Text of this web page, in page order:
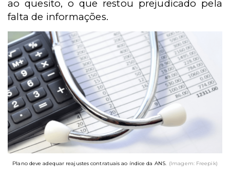
ao quesito, o que restou prejudicado pela
falta de informações.
Plano deve adequar reajustes contratuais ao índice da ANS. (Imagem: Freepik)